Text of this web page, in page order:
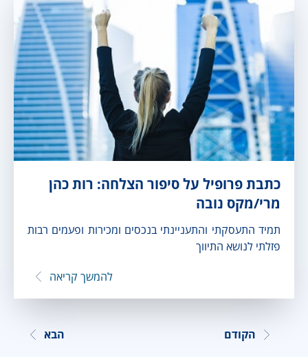
כתבת פרופיל על סיפור הצלחה: רות כהן
מרי/מקס נובה
תמיד התעסקתי והתעניינתי בנכסים ומכירות ופעמים רבות
פזלתי לנושא התיווך
להמשך קריאה
הקודם הבא